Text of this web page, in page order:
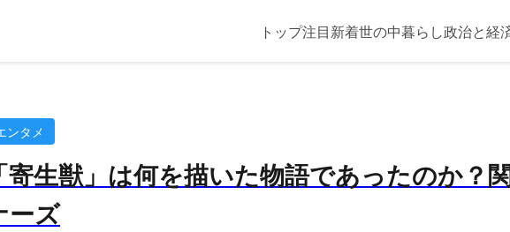
トップ注目新着世の中暮らし政治と経
ンタメ
寄生獣」は何を描いた物語であったのか？
ーズ